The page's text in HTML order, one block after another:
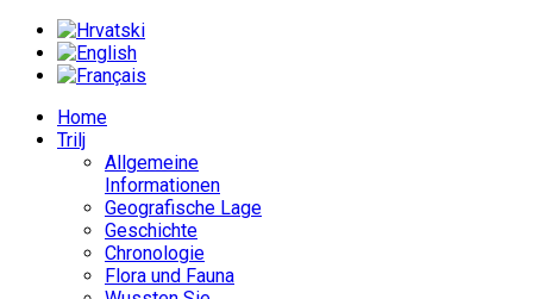
Home
Trilj
Allgemeine
Informationen
Geografische Lage
Geschichte
Chronologie
Flora und Fauna